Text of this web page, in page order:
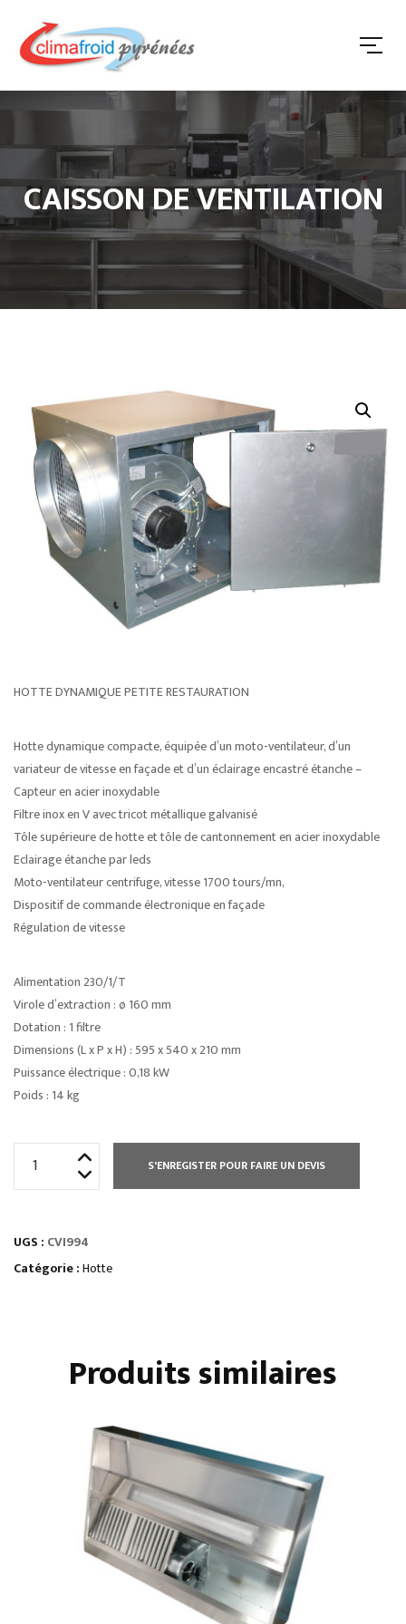
CAISSON DE VENTILATION
HOTTE DYNAMIQUE PETITE RESTAURATION
Hotte dynamique compacte, équipée d’un moto-ventilateur, d’un
variateur de vitesse en façade et d’un éclairage encastré étanche –
Capteur en acier inoxydable
Filtre inox en V avec tricot métallique galvanisé
Tôle supérieure de hotte et tôle de cantonnement en acier inoxydable
Eclairage étanche par leds
Moto-ventilateur centrifuge, vitesse 1700 tours/mn,
Dispositif de commande électronique en façade
Régulation de vitesse
Alimentation 230/1/T
Virole d’extraction : ø 160 mm
Dotation : 1 filtre
Dimensions (L x P x H) : 595 x 540 x 210 mm
Puissance électrique : 0,18 kW
Poids : 14 kg
VENTILATION
S'ENREGISTER POUR FAIRE UN DEVIS
UGS : CVI994
Catégorie :Hotte
Produits similaires